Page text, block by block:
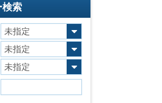
検索